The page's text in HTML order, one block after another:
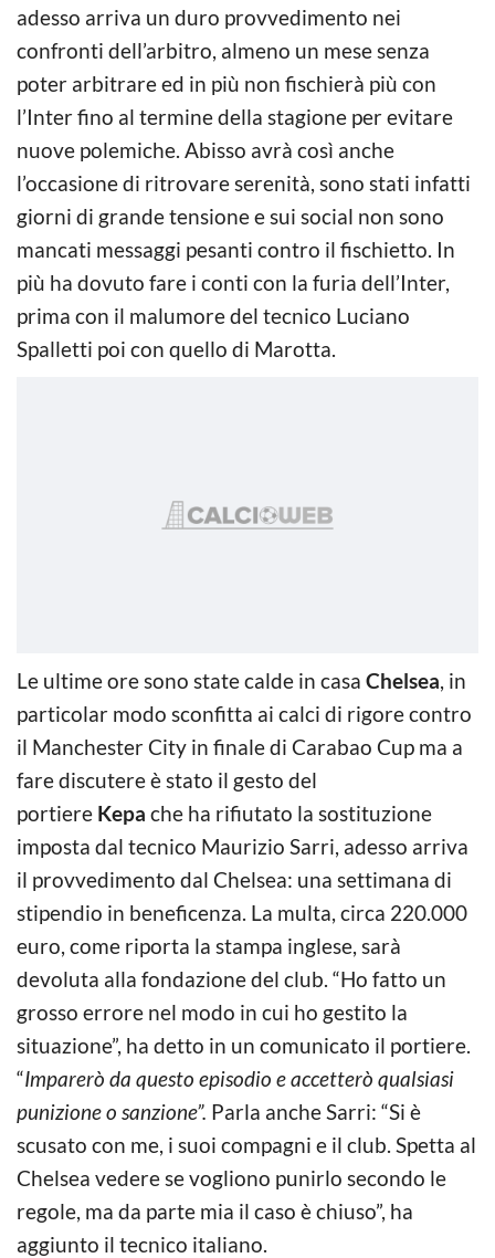
adesso arriva un duro provvedimento nei
confronti dell’arbitro, almeno un mese senza
poter arbitrare ed in più non fischierà più con
l’Inter fino al termine della stagione per evitare
nuove polemiche. Abisso avrà così anche
l’occasione di ritrovare serenità, sono stati infatti
giorni di grande tensione e sui social non sono
mancati messaggi pesanti contro il fischietto. In
più ha dovuto fare i conti con la furia dell’Inter,
prima con il malumore del tecnico Luciano
Spalletti poi con quello di Marotta.
Le ultime ore sono state calde in casa Chelsea, in
particolar modo sconfitta ai calci di rigore contro
il Manchester City in finale di Carabao Cup ma a
fare discutere è stato il gesto del
portiere Kepa che ha rifiutato la sostituzione
imposta dal tecnico Maurizio Sarri, adesso arriva
il provvedimento dal Chelsea: una settimana di
stipendio in beneficenza. La multa, circa 220.000
euro, come riporta la stampa inglese, sarà
devoluta alla fondazione del club. “Ho fatto un
grosso errore nel modo in cui ho gestito la
situazione”, ha detto in un comunicato il portiere.
“Imparerò da questo episodio e accetterò qualsiasi
punizione o sanzione”. Parla anche Sarri: “Si è
scusato con me, i suoi compagni e il club. Spetta al
Chelsea vedere se vogliono punirlo secondo le
regole, ma da parte mia il caso è chiuso”, ha
aggiunto il tecnico italiano.